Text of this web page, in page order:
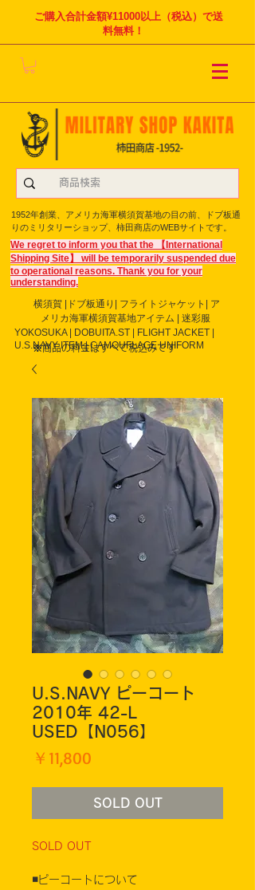
ご購入合計金額¥11000以上（税込）で送
料無料！
1952年創業、アメリカ海軍横須賀基地の目の前、ドブ板通
りのミリタリーショップ、柿田商店のWEBサイトです。
We regret to inform you that the 【International
Shipping Site】 will be temporarily suspended due
to operational reasons. Thank you for your
understanding.
横須賀 |ドブ板通り| フライト ジャケット| ア
メリカ海軍横須賀基地アイテム | 迷彩服
YOKOSUKA | DOBUITA.ST | FLIGHT JACKET |
U.S.NAVY ITEM | CAMOUFLAGE UNIFORM
※商品の料金はすべて税込みです
U.S.NAVY ピーコート
2010年 42-L
USED【N056】
￥11,800
SOLD OUT
SOLD OUT
◾️ピーコートについて